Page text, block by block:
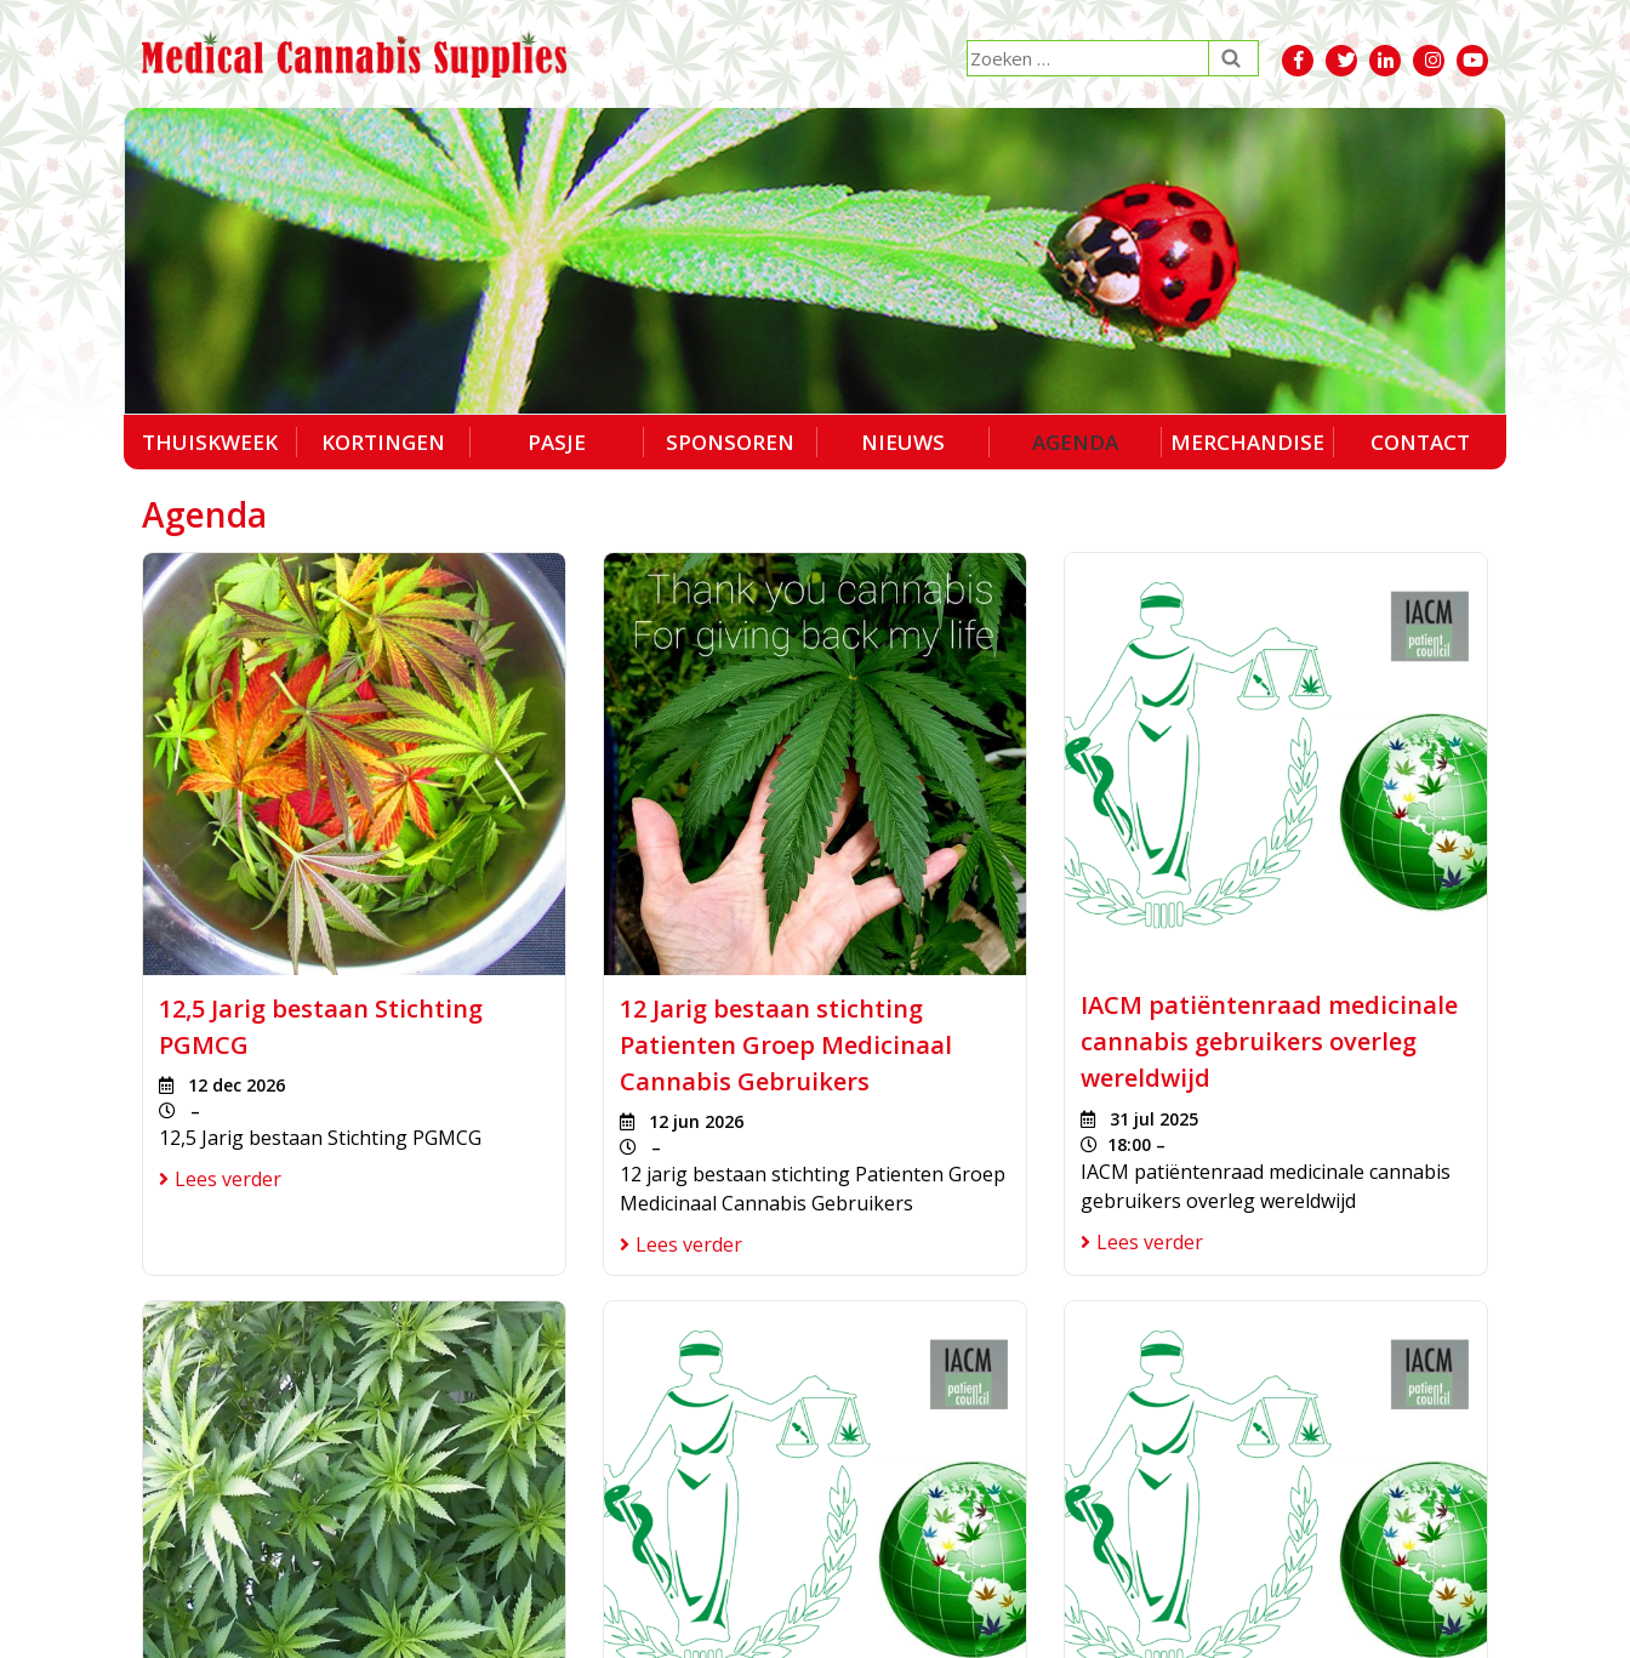
THUISKWEEK KORTINGEN PASJE SPONSOREN NIEUWS AGENDA MERCHANDISE CONTACT
Agenda
12,5 Jarig bestaan Stichting
PGMCG
12 dec 2026
–
12,5 Jarig bestaan Stichting PGMCG
Lees verder
12 Jarig bestaan stichting
Patienten Groep Medicinaal
Cannabis Gebruikers
12 jun 2026
–
12 jarig bestaan stichting Patienten Groep
Medicinaal Cannabis Gebruikers
Lees verder
IACM patiëntenraad medicinale
cannabis gebruikers overleg
wereldwijd
31 jul 2025
18:00 –
IACM patiëntenraad medicinale cannabis
gebruikers overleg wereldwijd
Lees verder